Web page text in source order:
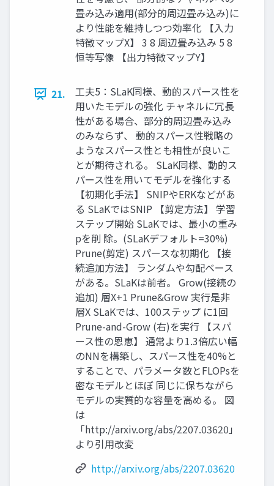
畳み込み適用(部分的周辺畳み込み)に
より性能を維持しつつ効率化 【入力
特徴マップX】 3 8 周辺畳み込み 5 8
恒等写像 【出力特徴マップY】
21.
工夫5：SLaK同様、動的スパース性を
用いたモデルの強化 チャネルに冗長
性がある場合、部分的周辺畳み込み
のみならず、 動的スパース性戦略の
ようなスパース性とも相性が良いこ
とが期待される。 SLaK同様、動的ス
パース性を用いてモデルを強化する
【初期化手法】 SNIPやERKなどがあ
る SLaKではSNIP 【剪定方法】 学習
ステップ開始 SLaKでは、最小の重み
pを削 除。(SLaKデフォルト=30%)
Prune(剪定) スパースな初期化 【接
続追加方法】 ランダムや勾配ベース
がある。SLaKは前者。 Grow(接続の
追加) 層X+1 Prune&Grow 実行是非
層X SLaKでは、100ステップ に1回
Prune-and-Grow (右)を実行 【スパ
ース性の恩恵】 通常より1.3倍広い幅
のNNを構築し、スパース性を40%と
することで、パラメータ数とFLOPsを
密なモデルとほぼ 同じに保ちながら
モデルの実質的な容量を高める。 図
は
「http://arxiv.org/abs/2207.03620」
より引用改変
http://arxiv.org/abs/2207.03620